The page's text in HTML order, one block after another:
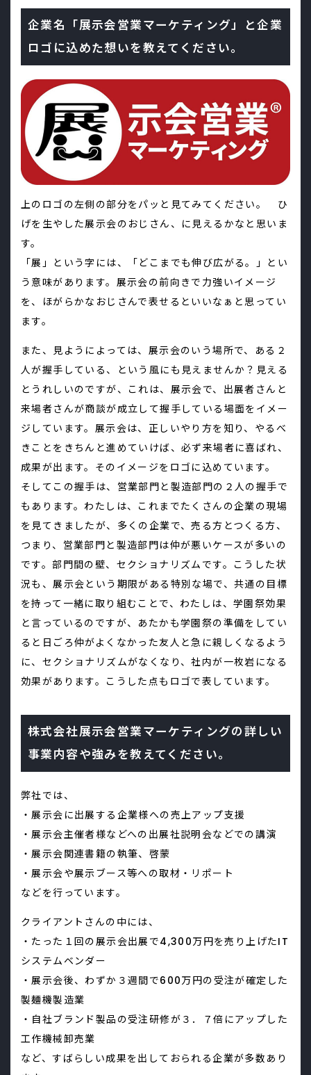
企業名「展示会営業マーケティング」と企業
ロゴに込めた想いを教えてください。
上のロゴの左側の部分をパッと見てみてください。 ひ
げを生やした展示会のおじさん、に見えるかなと思いま
す。
「展」という字には、「どこまでも伸び広がる。」とい
う意味があります。展示会の前向きで力強いイメージ
を、ほがらかなおじさんで表せるといいなぁと思ってい
ます。
また、見ようによっては、展示会のいう場所で、ある２
人が握手している、という風にも見えませんか？見える
とうれしいのですが、これは、展示会で、出展者さんと
来場者さんが商談が成立して握手している場面をイメー
ジしています。展示会は、正しいやり方を知り、やるべ
きことをきちんと進めていけば、必ず来場者に喜ばれ、
成果が出ます。そのイメージをロゴに込めています。
そしてこの握手は、営業部門と製造部門の２人の握手で
もあります。わたしは、これまでたくさんの企業の現場
を見てきましたが、多くの企業で、売る方とつくる方、
つまり、営業部門と製造部門は仲が悪いケースが多いの
です。部門間の壁、セクショナリズムです。こうした状
況も、展示会という期限がある特別な場で、共通の目標
を持って一緒に取り組むことで、わたしは、学園祭効果
と言っているのですが、あたかも学園祭の準備をしてい
ると日ごろ仲がよくなかった友人と急に親しくなるよう
に、セクショナリズムがなくなり、社内が一枚岩になる
効果があります。こうした点もロゴで表しています。
株式会社展示会営業マーケティングの詳しい
事業内容や強みを教えてください。
弊社では、
・展示会に出展する企業様への売上アップ支援
・展示会主催者様などへの出展社説明会などでの講演
・展示会関連書籍の執筆、啓蒙
・展示会や展示ブース等への取材・リポート
などを行っています。
クライアントさんの中には、
・たった１回の展示会出展で4,300万円を売り上げたIT
システムベンダー
・展示会後、わずか３週間で600万円の受注が確定した
製麺機製造業
・自社ブランド製品の受注研修が３．７倍にアップした
工作機械卸売業
など、すばらしい成果を出しておられる企業が多数あり